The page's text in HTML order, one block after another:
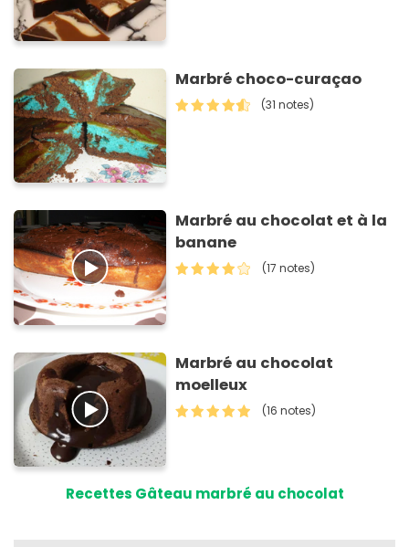
Marbré choco-curaçao
(31 notes)
Marbré au chocolat et à la
banane
(17 notes)
Marbré au chocolat
moelleux
(16 notes)
Recettes Gâteau marbré au chocolat